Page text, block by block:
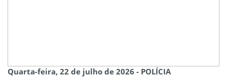
Quarta-feira, 22 de julho de 2026 - POLÍCIA